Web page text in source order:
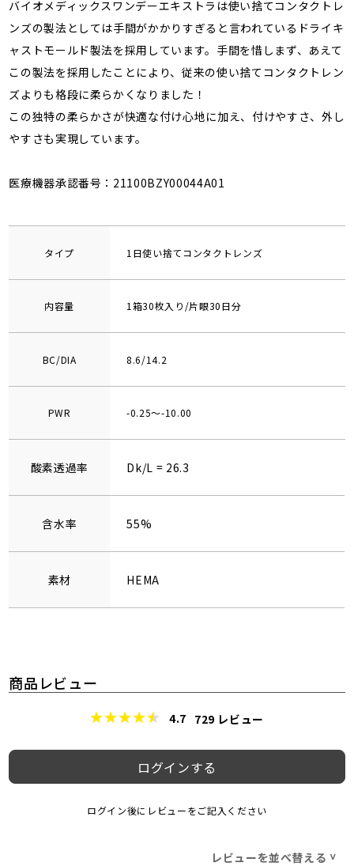
バイオメディックスワンデーエキストラは使い捨てコンタクトレ
ンズの製法としては手間がかかりすぎると言われているドライキ
ャストモールド製法を採用しています。手間を惜しまず、あえて
この製法を採用したことにより、従来の使い捨てコンタクトレン
ズよりも格段に柔らかくなりました！
この独特の柔らかさが快適な付け心地に加え、付けやすさ、外し
やすさも実現しています。
医療機器承認番号：21100BZY00044A01
タイプ 1日使い捨てコンタクトレンズ
内容量 1箱30枚入り/片眼30日分
BC/DIA 8.6/14.2
PWR -0.25～-10.00
酸素透過率 Dk/L = 26.3
含水率 55%
素材 HEMA
商品レビュー
4.7 729 レビュー
ログインする
ログイン後にレビューをご記入ください
レビューを並べ替える >